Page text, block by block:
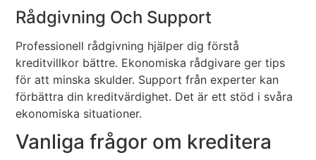
Rådgivning Och Support
Professionell rådgivning hjälper dig förstå
kreditvillkor bättre. Ekonomiska rådgivare ger tips
för att minska skulder. Support från experter kan
förbättra din kreditvärdighet. Det är ett stöd i svåra
ekonomiska situationer.
Vanliga frågor om kreditera